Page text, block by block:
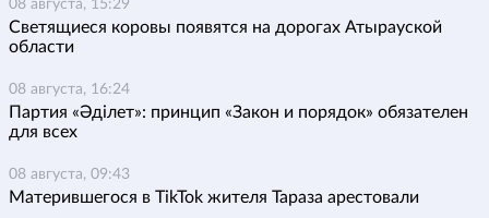
08 августа, 15:29
Светящиеся коровы появятся на дорогах Атырауской
области
08 августа, 16:24
Партия «Әділет»: принцип «Закон и порядок» обязателен
для всех
08 августа, 09:43
Матерившегося в TikTok жителя Тараза арестовали